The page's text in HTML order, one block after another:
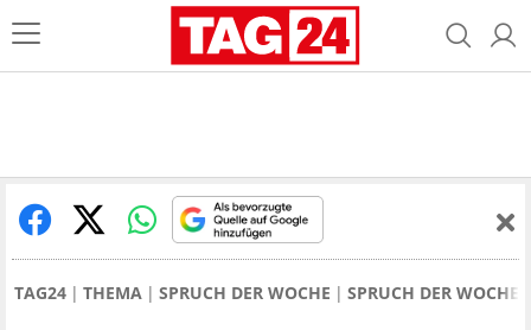
TAG24 THEMA SPRUCH DER WOCHE SPRUCH DER